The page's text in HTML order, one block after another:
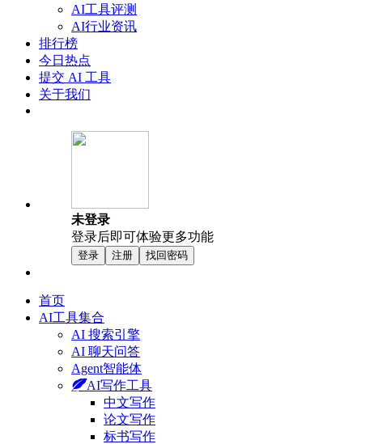
AI工具评测
AI行业资讯
排行榜
今日热点
提交 AI 工具
关于我们
未登录
登录后即可体验更多功能
登录 注册 找回密码
首页
AI工具集合
AI 搜索引擎
AI 聊天问答
Agent智能体
AI写作工具
中文写作
论文写作
标书写作